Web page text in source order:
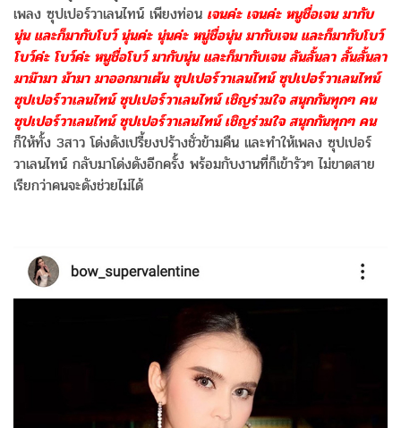
เพลง ซุปเปอร์วาเลนไทน์ เพียงท่อน เจนค่ะ เจนค่ะ หนูชื่อเจน มากับ
นุ่น และก็มากับโบว์ นุ่นค่ะ นุ่นค่ะ หนู่ชื่อนุ่น มากับเจน และก็มากับโบว์
โบว์ค่ะ โบว์ค่ะ หนูชื่อโบว์ มากับนุ่น และก็มากับเจน ลันลั้นลา ลั้นลั้นลา
มาม๊ามา ม้ามา มาออกมาเต้น ซุปเปอร์วาเลนไทน์ ซุปเปอร์วาเลนไทน์
ซุปเปอร์วาเลนไทน์ ซุปเปอร์วาเลนไทน์ เชิญร่วมใจ สนุกกันทุกๆ คน
ซุปเปอร์วาเลนไทน์ ซุปเปอร์วาเลนไทน์ เชิญร่วมใจ สนุกกันทุกๆ คน
ก็ให้ทั้ง 3สาว โด่งดังเปรี้ยงปร้างชั่วข้ามคืน และทำให้เพลง ซุปเปอร์
วาเลนไทน์ กลับมาโด่งดังอีกครั้ง พร้อมกับงานที่ก็เข้ารัวๆ ไม่ขาดสาย
เรียกว่าคนจะดังช่วยไม่ได้